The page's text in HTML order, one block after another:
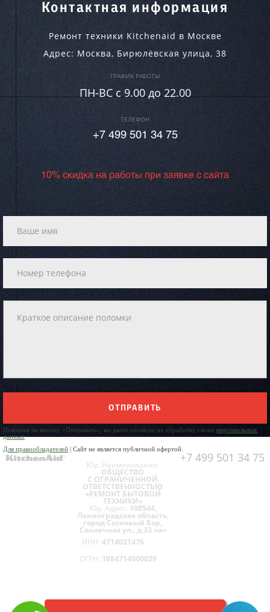
Контактная информация
Ремонт техники Kitchenaid в Москве
Адрес: Москва, Бирюлёвская улица, 38
ГРАФИК РАБОТЫ
ПН-ВC c 9.00 до 22.00
ТЕЛЕФОН
+7 499 501 34 75
10% скидка на работы при заявке с сайта
ОТПРАВИТЬ
Нажимая на кнопку «Отправить», вы даете согласие на обработку своих персональных
данных
Для правообладателей | Сайт не является публичной офертой.
+7 499 501 34 75
Юр. Наименование:
ОБЩЕСТВО
С ОГРАНИЧЕННОЙ
ОТВЕТСТВЕННОСТЬЮ
«РЕМОНТ БЫТОВОЙ
ТЕХНИКИ»
Юр. Адрес: 188544,
Ленинградская область,
город Сосновый Бор,
Солнечная ул., д.33 «а»
ИНН: 4714021476
ОГРН: 1084714000029